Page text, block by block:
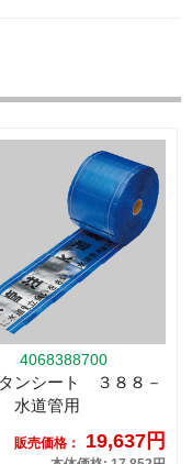
4068388700
ンシート ３８８－
水道管用
販売価格： 19,637円